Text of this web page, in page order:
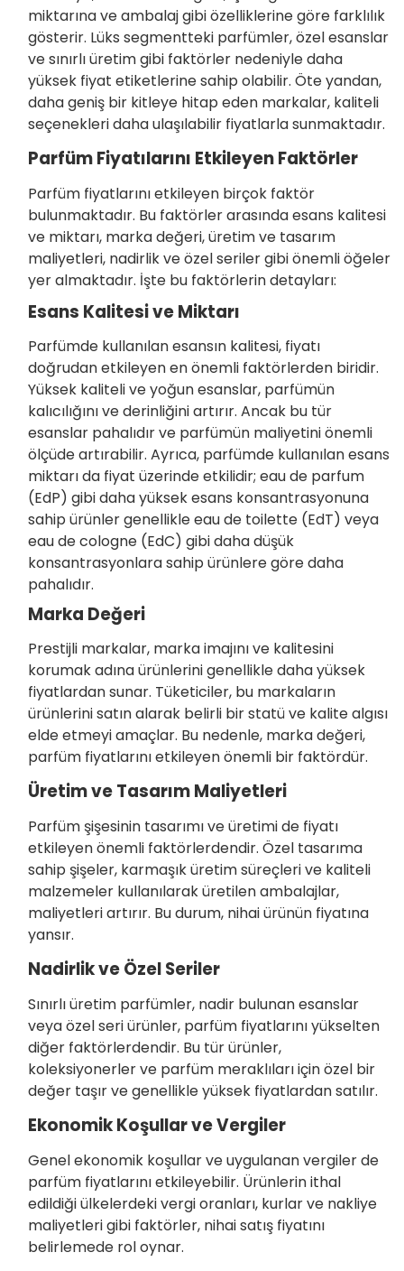
miktarına ve ambalaj gibi özelliklerine göre farklılık
gösterir. Lüks segmentteki parfümler, özel esanslar
ve sınırlı üretim gibi faktörler nedeniyle daha
yüksek fiyat etiketlerine sahip olabilir. Öte yandan,
daha geniş bir kitleye hitap eden markalar, kaliteli
seçenekleri daha ulaşılabilir fiyatlarla sunmaktadır.
Parfüm Fiyatılarını Etkileyen Faktörler
Parfüm fiyatlarını etkileyen birçok faktör
bulunmaktadır. Bu faktörler arasında esans kalitesi
ve miktarı, marka değeri, üretim ve tasarım
maliyetleri, nadirlik ve özel seriler gibi önemli öğeler
yer almaktadır. İşte bu faktörlerin detayları:
Esans Kalitesi ve Miktarı
Parfümde kullanılan esansın kalitesi, fiyatı
doğrudan etkileyen en önemli faktörlerden biridir.
Yüksek kaliteli ve yoğun esanslar, parfümün
kalıcılığını ve derinliğini artırır. Ancak bu tür
esanslar pahalıdır ve parfümün maliyetini önemli
ölçüde artırabilir. Ayrıca, parfümde kullanılan esans
miktarı da fiyat üzerinde etkilidir; eau de parfum
(EdP) gibi daha yüksek esans konsantrasyonuna
sahip ürünler genellikle eau de toilette (EdT) veya
eau de cologne (EdC) gibi daha düşük
konsantrasyonlara sahip ürünlere göre daha
pahalıdır.
Marka Değeri
Prestijli markalar, marka imajını ve kalitesini
korumak adına ürünlerini genellikle daha yüksek
fiyatlardan sunar. Tüketiciler, bu markaların
ürünlerini satın alarak belirli bir statü ve kalite algısı
elde etmeyi amaçlar. Bu nedenle, marka değeri,
parfüm fiyatlarını etkileyen önemli bir faktördür.
Üretim ve Tasarım Maliyetleri
Parfüm şişesinin tasarımı ve üretimi de fiyatı
etkileyen önemli faktörlerdendir. Özel tasarıma
sahip şişeler, karmaşık üretim süreçleri ve kaliteli
malzemeler kullanılarak üretilen ambalajlar,
maliyetleri artırır. Bu durum, nihai ürünün fiyatına
yansır.
Nadirlik ve Özel Seriler
Sınırlı üretim parfümler, nadir bulunan esanslar
veya özel seri ürünler, parfüm fiyatlarını yükselten
diğer faktörlerdendir. Bu tür ürünler,
koleksiyonerler ve parfüm meraklıları için özel bir
değer taşır ve genellikle yüksek fiyatlardan satılır.
Ekonomik Koşullar ve Vergiler
Genel ekonomik koşullar ve uygulanan vergiler de
parfüm fiyatlarını etkileyebilir. Ürünlerin ithal
edildiği ülkelerdeki vergi oranları, kurlar ve nakliye
maliyetleri gibi faktörler, nihai satış fiyatını
belirlemede rol oynar.